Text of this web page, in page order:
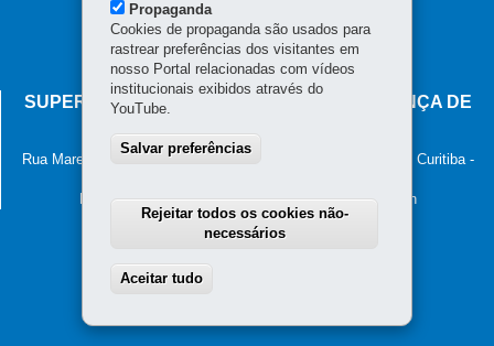
Navegação
principal
SUPERINTENDÊNCIA-GERAL DE GOVERNANÇA DE
Rua Marechal Deodoro, 806, 13º andar - Centro Curitiba -
Horário de atendimento: 8h30 às 12h e 13h30 às 18h
Propaganda
Cookies de propaganda são usados para
rastrear preferências dos visitantes em
nosso Portal relacionadas com vídeos
institucionais exibidos através do
YouTube.
Salvar preferências
Rejeitar todos os cookies não-
necessários
Aceitar tudo